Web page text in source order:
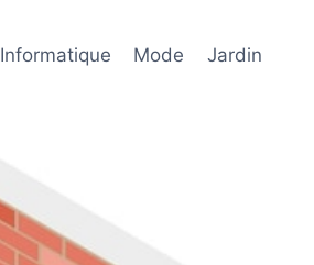
Informatique Mode Jardin